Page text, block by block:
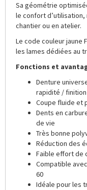
Sa géométrie
le confort
chantier ou en atelier.
Le code couleur jaune
les lames dédiées au
Fonctions et
Denture
rapidité / finition
Coupe fluide et
Dents en
de vie
Très bonne
Réduction des
Faible effort de
Compatible
60
Idéale pour les